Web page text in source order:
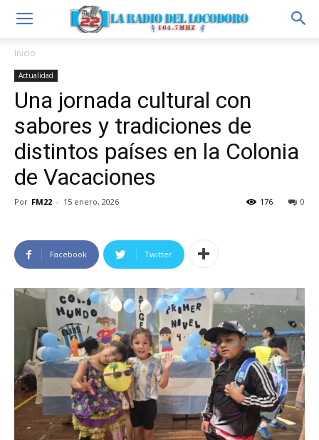
Inicio
Actualidad
Una jornada cultural con
sabores y tradiciones de
distintos países en la Colonia
de Vacaciones
Por FM22 - 15 enero, 2026 0
176
Facebook Twitter